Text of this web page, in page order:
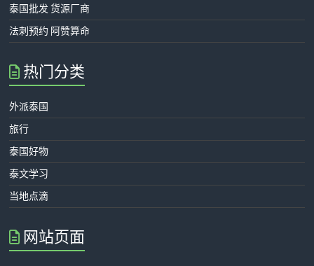
泰国批发 货源厂商
法刺预约 阿赞算命
热门分类
外派泰国
旅行
泰国好物
泰文学习
当地点滴
网站页面